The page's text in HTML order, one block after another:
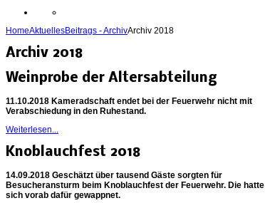
HomeAktuellesBeitrags - ArchivArchiv 2018
Archiv 2018
Weinprobe der Altersabteilung
11.10.2018 Kameradschaft endet bei der Feuerwehr nicht mit
Verabschiedung in den Ruhestand.
Weiterlesen...
Knoblauchfest 2018
14.09.2018 Geschätzt über tausend Gäste sorgten für
Besucheransturm beim Knoblauchfest der Feuerwehr. Die hatte
sich vorab dafür gewappnet.